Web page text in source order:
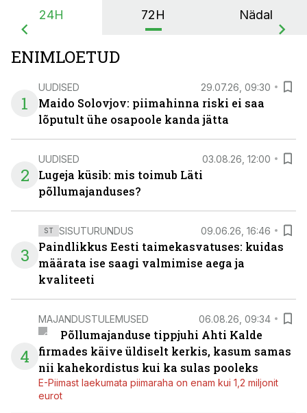
24H 72H Nädal
ENIMLOETUD
1
UUDISED 29.07.26, 09:30
Maido Solovjov: piimahinna riski ei saa
lõputult ühe osapoole kanda jätta
2
UUDISED 03.08.26, 12:00
Lugeja küsib: mis toimub Läti
põllumajanduses?
3
ST SISUTURUNDUS 09.06.26, 16:46
Paindlikkus Eesti taimekasvatuses: kuidas
määrata ise saagi valmimise aega ja
kvaliteeti
4
MAJANDUSTULEMUSED 06.08.26, 09:34
Põllumajanduse tippjuhi Ahti Kalde
firmades käive üldiselt kerkis, kasum samas
nii kahekordistus kui ka sulas pooleks
E-Piimast laekumata piimaraha on enam kui 1,2 miljonit
eurot